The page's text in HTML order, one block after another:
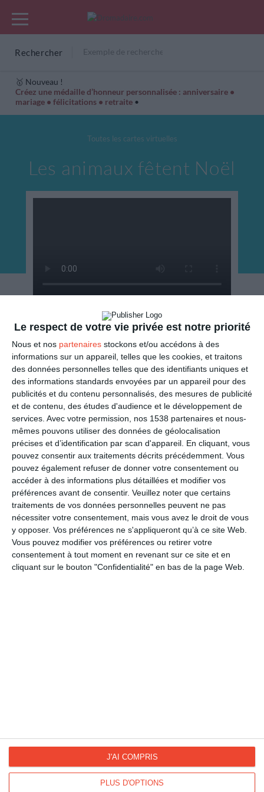
Le respect de votre vie privée est notre priorité
Nous et nos partenaires stockons et/ou accédons à des
informations sur un appareil, telles que les cookies, et traitons
des données personnelles telles que des identifiants uniques et
des informations standards envoyées par un appareil pour des
publicités et du contenu personnalisés, des mesures de publicité
et de contenu, des études d'audience et le développement de
services. Avec votre permission, nos 1538 partenaires et nous-
mêmes pouvons utiliser des données de géolocalisation
précises et d’identification par scan d'appareil. En cliquant, vous
pouvez consentir aux traitements décrits précédemment. Vous
pouvez également refuser de donner votre consentement ou
accéder à des informations plus détaillées et modifier vos
préférences avant de consentir. Veuillez noter que certains
traitements de vos données personnelles peuvent ne pas
nécessiter votre consentement, mais vous avez le droit de vous
y opposer. Vos préférences ne s'appliqueront qu’à ce site Web.
Vous pouvez modifier vos préférences ou retirer votre
consentement à tout moment en revenant sur ce site et en
cliquant sur le bouton "Confidentialité" en bas de la page Web.
PLUS D'OPTIONS
J'AI COMPRIS
Rechercher
🥇 Nouveau !
Créez une médaille d’honneur personnalisée : anniversaire •
mariage • félicitations • retraite •
Cartes Hiver Cadeaux années de naissance
Toutes les cartes virtuelles
Les animaux fêtent Noël
ENVOYER
Mail(GRATUIT)
SMS (1,80€, en France)
PARTAGER
Facebook, Twitter, WhatsApp, ...
VOIR D'AUTRES CARTES DANS
LES CATÉGORIES
Fêtes populaires
Joyeux Noël
Noël pour enfants